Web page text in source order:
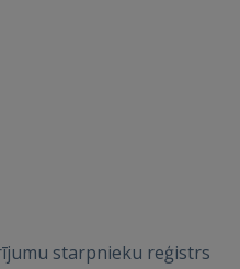
starpnieku reģistrs